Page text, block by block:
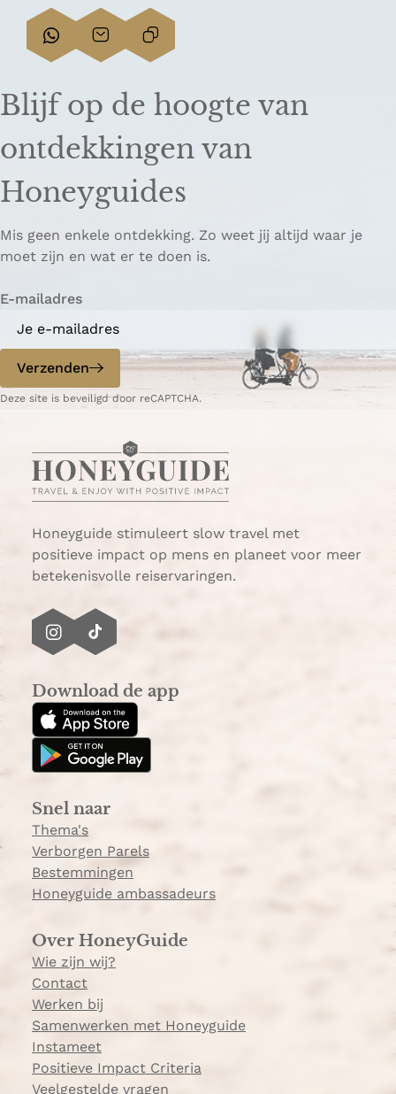
D
e
l
e
e
a
g
n
p
W
h
s
A
p
D
e
l
e
e
p
a
g
p
e
-
i
l
L
i
o
p
i
r
e
Blijf op de hoogte van
ontdekkingen van
Honeyguides
Mis geen enkele ontdekking. Zo weet jij altijd waar je
moet zijn en wat er te doen is.
E-mailadres
Verzenden
Deze site is beveiligd door reCAPTCHA.
Honeyguide stimuleert slow travel met
positieve impact op mens en planeet voor meer
betekenisvolle reiservaringen.
I
t
a
g
r
m
T
T
o
k
Download de app
Snel naar
Thema's
Verborgen Parels
Bestemmingen
Honeyguide ambassadeurs
Over HoneyGuide
Wie zijn wij?
Contact
Werken bij
Samenwerken met Honeyguide
Instameet
Positieve Impact Criteria
Veelgestelde vragen